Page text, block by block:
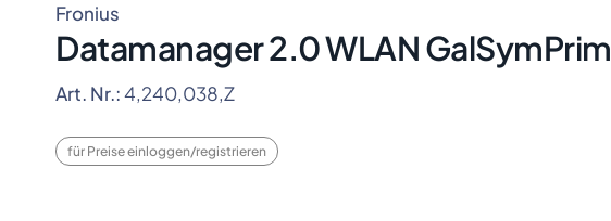
Fronius
Datamanager 2.0 WLAN GalSymPrim
Art. Nr.:4,240,038,Z
für Preise einloggen/registrieren